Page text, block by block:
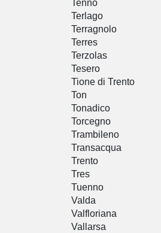
Tenno
Terlago
Terragnolo
Terres
Terzolas
Tesero
Tione di Trento
Ton
Tonadico
Torcegno
Trambileno
Transacqua
Trento
Tres
Tuenno
Valda
Valfloriana
Vallarsa